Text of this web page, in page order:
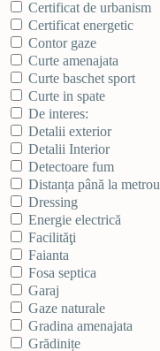
Certificat de urbanism
Certificat energetic
Contor gaze
Curte amenajata
Curte baschet sport
Curte in spate
De interes:
Detalii exterior
Detalii Interior
Detectoare fum
Distanța până la metrou
Dressing
Energie electrică
Facilităţi
Faianta
Fosa septica
Garaj
Gaze naturale
Gradina amenajata
Grădinițe